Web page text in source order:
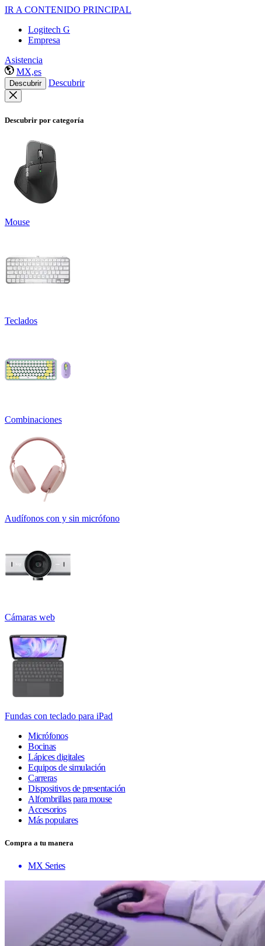
IR A CONTENIDO PRINCIPAL
Logitech G
Empresa
Asistencia
MX,es
Descubrir Descubrir
Descubrir por categoría
Mouse
Teclados
Combinaciones
Audífonos con y sin micrófono
Cámaras web
Fundas con teclado para iPad
Micrófonos
Bocinas
Lápices digitales
Equipos de simulación
Carreras
Dispositivos de presentación
Alfombrillas para mouse
Accesorios
Más populares
Compra a tu manera
MX Series